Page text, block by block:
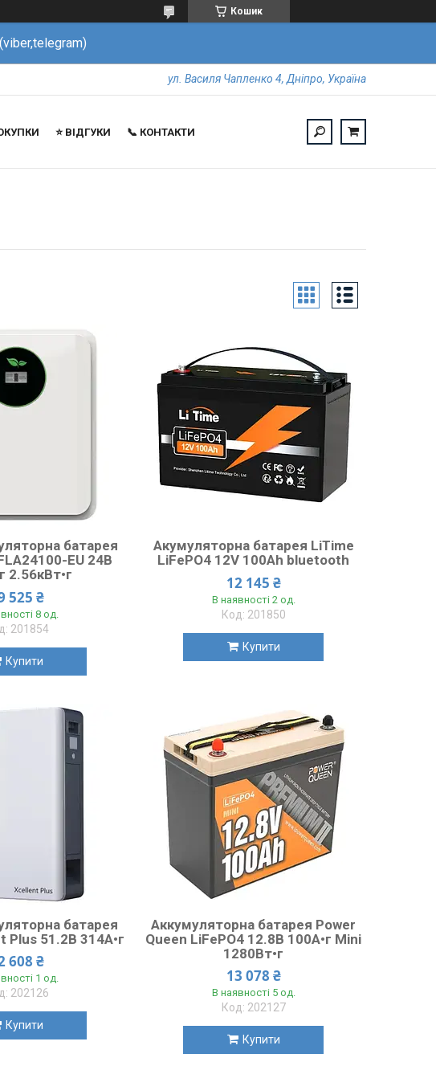
Кошик
ул. Василя Чапленко 4, Дніпро, Україна
⭐️ ВІДГУКИ 📞 КОНТАКТИ
батарея
EU 24В
2.56кВт•г
525 ₴
8 од.
201854
Купити
Акумуляторна батарея LiTime
LiFePO4 12V 100Ah bluetooth
12 145 ₴
В наявності 2 од.
201850
Купити
батарея
Plus 51.2В 314А•г
608 ₴
1 од.
202126
Купити
Аккумуляторна батарея Power
Queen LiFePO4 12.8В 100А•г Mini
1280Вт•г
13 078 ₴
В наявності 5 од.
202127
Купити